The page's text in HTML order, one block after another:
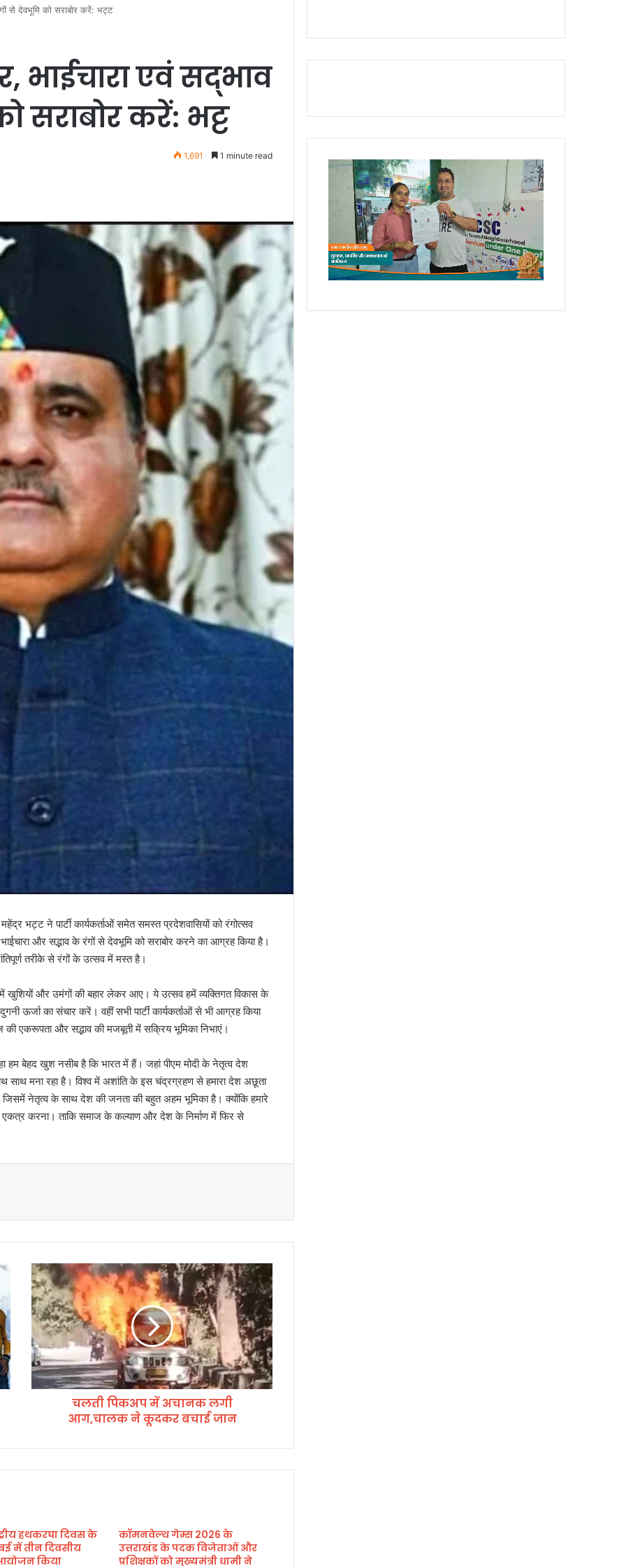
से देवभूमि को सराबोर करें: भट्ट
एवं सद्भाव
सराबोर करें: भट्ट
1,691 1 minute read
भट्ट ने पार्टी कार्यकर्ताओं समेत समस्त प्रदेशवासियों को रंगोत्सव
और सद्भाव के रंगों से देवभूमि को सराबोर करने का आग्रह किया है।
तरीके से रंगों के उत्सव में मस्त है।
और उमंगों की बहार लेकर आए। ये उत्सव हमें व्यक्तिगत विकास के
का संचार करें। वहीं सभी पार्टी कार्यकर्ताओं से भी आग्रह किया
एकरूपता और सद्भाव की मजबूती में सक्रिय भूमिका निभाएं।
हम बेहद खुश नसीब है कि भारत में हैं। जहां पीएम मोदी के नेतृत्व देश
साथ मना रहा है। विश्व में अशांति के इस चंद्रग्रहण से हमारा देश अछूता
नेतृत्व के साथ देश की जनता की बहुत अहम भूमिका है। क्योंकि हमारे
करना। ताकि समाज के कल्याण और देश के निर्माण में फिर से
च
ल
ती
पि
क
अ
प
में
अ
ल
ल
क
ने
चलती पिकअप में अचानक लगी
आग,चालक ने कूदकर बचाई जान
हथकरघा दिवस के
में तीन दिवसीय
आयोजन किया
कॉमनवेल्थ गेम्स 2026 के
उत्तराखंड के पदक विजेताओं और
प्रशिक्षकों को मुख्यमंत्री धामी ने